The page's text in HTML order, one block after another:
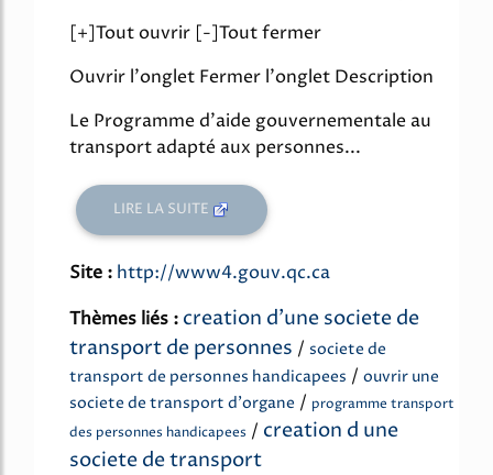
[+]Tout ouvrir [-]Tout fermer
Ouvrir l'onglet Fermer l'onglet Description
Le Programme d'aide gouvernementale au
transport adapté aux personnes...
LIRE LA SUITE
Site : http://www4.gouv.qc.ca
Thèmes liés : creation d'une societe de
transport de personnes / societe de
transport de personnes handicapees / ouvrir une
societe de transport d'organe / programme transport
des personnes handicapees / creation d une
societe de transport